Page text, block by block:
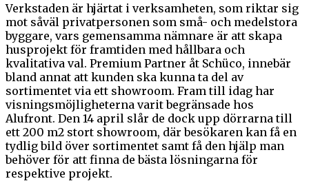
Verkstaden är hjärtat i verksamheten, som riktar sig
mot såväl privatpersonen som små- och medelstora
byggare, vars gemensamma nämnare är att skapa
husprojekt för framtiden med hållbara och
kvalitativa val. Premium Partner åt Schüco, innebär
bland annat att kunden ska kunna ta del av
sortimentet via ett showroom. Fram till idag har
visningsmöjligheterna varit begränsade hos
Alufront. Den 14 april slår de dock upp dörrarna till
ett 200 m2 stort showroom, där besökaren kan få en
tydlig bild över sortimentet samt få den hjälp man
behöver för att finna de bästa lösningarna för
respektive projekt.